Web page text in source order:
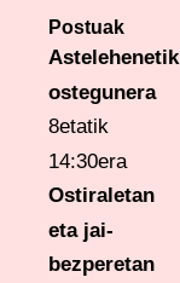
Postuak
Astelehenetik
ostegunera
8etatik
14:30era
Ostiraletan
eta jai-
bezperetan